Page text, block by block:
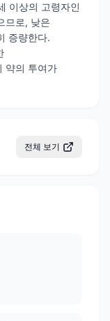
이상의 고령자인
므로, 낮은
증량한다.
약의 투여가
전체 보기